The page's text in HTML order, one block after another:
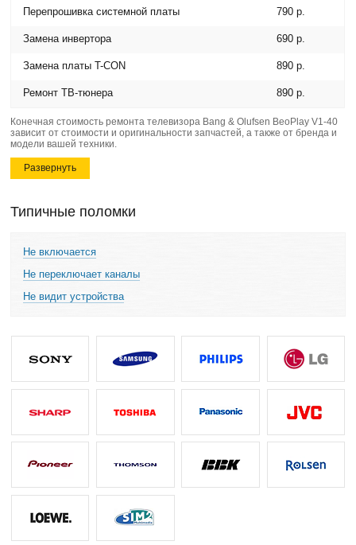
Перепрошивка системной платы 790 р.
Замена инвертора 690 р.
Замена платы T-CON 890 р.
Ремонт ТВ-тюнера 890 р.
Конечная стоимость ремонта телевизора Bang & Olufsen BeoPlay V1-40
зависит от стоимости и оригинальности запчастей, а также от бренда и
модели вашей техники.
Развернуть
Типичные поломки
Не включается
Не переключает каналы
Не видит устройства